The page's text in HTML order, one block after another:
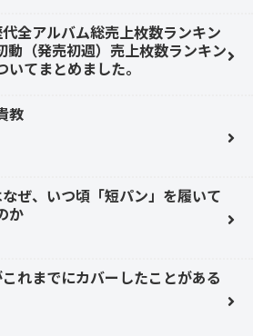
全アルバム総売上枚数ランキン
動（発売初週）売上枚数ランキン
いてまとめました。
教
ぜ、いつ頃「短パン」を履いて
か
れまでにカバーしたことがある